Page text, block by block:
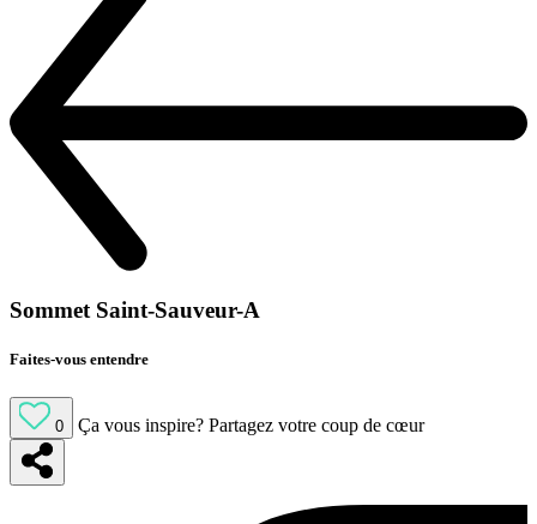
Sommet Saint-Sauveur-A
Faites-vous entendre
0 Ça vous inspire? Partagez votre coup de cœur